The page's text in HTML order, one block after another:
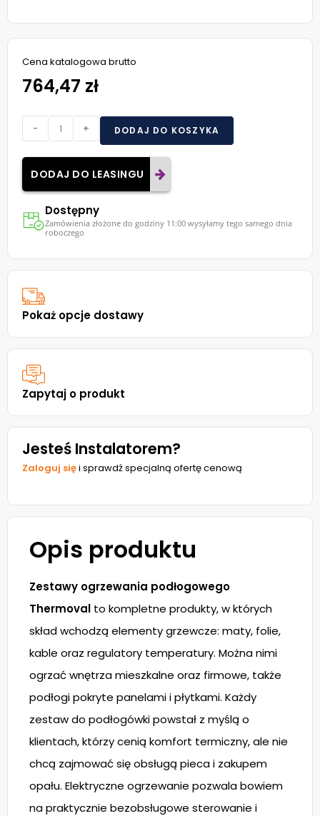
Cena katalogowa brutto
764,47 zł
- + DODAJ DO KOSZYKA
DODAJ DO LEASINGU
Dostępny
Zamówienia złożone do godziny 11:00 wysyłamy tego samego dnia
roboczego
Pokaż opcje dostawy
Zapytaj o produkt
Jesteś Instalatorem?
Zaloguj sięi sprawdź specjalną ofertę cenową
Opis produktu
Zestawy ogrzewania podłogowego
Thermoval to kompletne produkty, w których
skład wchodzą elementy grzewcze: maty, folie,
kable oraz regulatory temperatury. Można nimi
ogrzać wnętrza mieszkalne oraz firmowe, także
podłogi pokryte panelami i płytkami. Każdy
zestaw do podłogówki powstał z myślą o
klientach, którzy cenią komfort termiczny, ale nie
chcą zajmować się obsługą pieca i zakupem
opału. Elektryczne ogrzewanie pozwala bowiem
na praktycznie bezobsługowe sterowanie i